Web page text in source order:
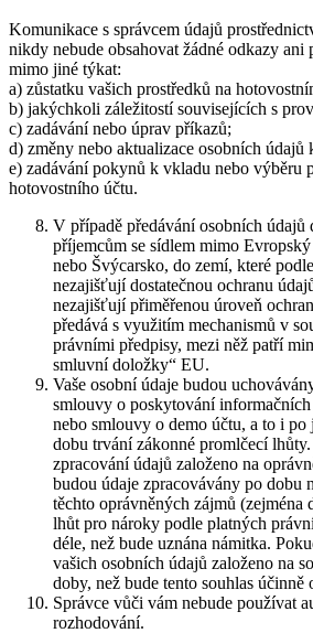
Komunikace s správcem údajů
nikdy nebude obsahovat žádné odkazy ani
mimo jiné týkat:
a) zůstatku vašich prostředků na
b) jakýchkoli záležitostí souvisejících s
c) zadávání nebo úprav příkazů;
d) změny nebo aktualizace osobních údajů
e) zadávání pokynů k vkladu nebo výběru
hotovostního účtu.
V případě předávání osobních údajů
příjemcům se sídlem mimo
nebo Švýcarsko, do zemí, které
nezajišťují dostatečnou ochranu
nezajišťují přiměřenou úroveň
předává s využitím mechanismů v
právními předpisy, mezi něž patří
smluvní doložky“ EU.
Vaše osobní údaje budou
smlouvy o poskytování
nebo smlouvy o demo účtu, a to i
dobu trvání zákonné promlčecí
zpracování údajů založeno na
budou údaje zpracovávány po dobu
těchto oprávněných zájmů (zejména
lhůt pro nároky podle platných
déle, než bude uznána námitka.
vašich osobních údajů založeno na
doby, než bude tento souhlas účinně
Správce vůči vám nebude používat
rozhodování.